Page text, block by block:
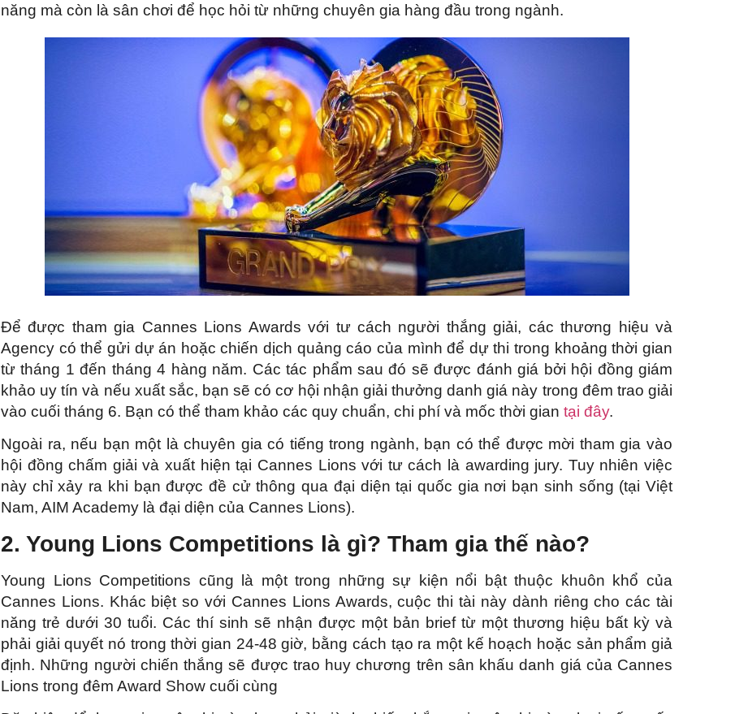
năng mà còn là sân chơi để học hỏi từ những chuyên gia hàng đầu trong ngành.
Để được tham gia Cannes Lions Awards với tư cách người thắng giải, các thương hiệu và
Agency có thể gửi dự án hoặc chiến dịch quảng cáo của mình để dự thi trong khoảng thời gian
từ tháng 1 đến tháng 4 hàng năm. Các tác phẩm sau đó sẽ được đánh giá bởi hội đồng giám
khảo uy tín và nếu xuất sắc, bạn sẽ có cơ hội nhận giải thưởng danh giá này trong đêm trao giải
vào cuối tháng 6. Bạn có thể tham khảo các quy chuẩn, chi phí và mốc thời gian tại đây.
Ngoài ra, nếu bạn một là chuyên gia có tiếng trong ngành, bạn có thể được mời tham gia vào
hội đồng chấm giải và xuất hiện tại Cannes Lions với tư cách là awarding jury. Tuy nhiên việc
này chỉ xảy ra khi bạn được đề cử thông qua đại diện tại quốc gia nơi bạn sinh sống (tại Việt
Nam, AIM Academy là đại diện của Cannes Lions).
2. Young Lions Competitions là gì? Tham gia thế nào?
Young Lions Competitions cũng là một trong những sự kiện nổi bật thuộc khuôn khổ của
Cannes Lions. Khác biệt so với Cannes Lions Awards, cuộc thi tài này dành riêng cho các tài
năng trẻ dưới 30 tuổi. Các thí sinh sẽ nhận được một bản brief từ một thương hiệu bất kỳ và
phải giải quyết nó trong thời gian 24-48 giờ, bằng cách tạo ra một kế hoạch hoặc sản phẩm giả
định. Những người chiến thắng sẽ được trao huy chương trên sân khấu danh giá của Cannes
Lions trong đêm Award Show cuối cùng